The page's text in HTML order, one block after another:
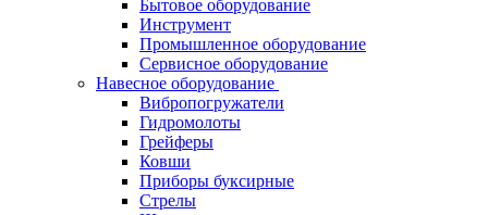
Бытовое оборудование
Инструмент
Промышленное оборудование
Сервисное оборудование
Навесное оборудование
Вибропогружатели
Гидромолоты
Грейферы
Ковши
Приборы буксирные
Стрелы